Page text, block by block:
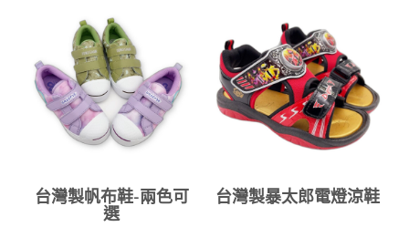
台灣製帆布鞋-兩色可
選
台灣製暴太郎電燈涼鞋